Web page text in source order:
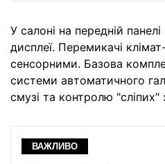
У салоні на передній
дисплеї. Перемикачі
сенсорними. Базова
системи автоматичного
смузі та контролю "сліпих"
ВАЖЛИВО